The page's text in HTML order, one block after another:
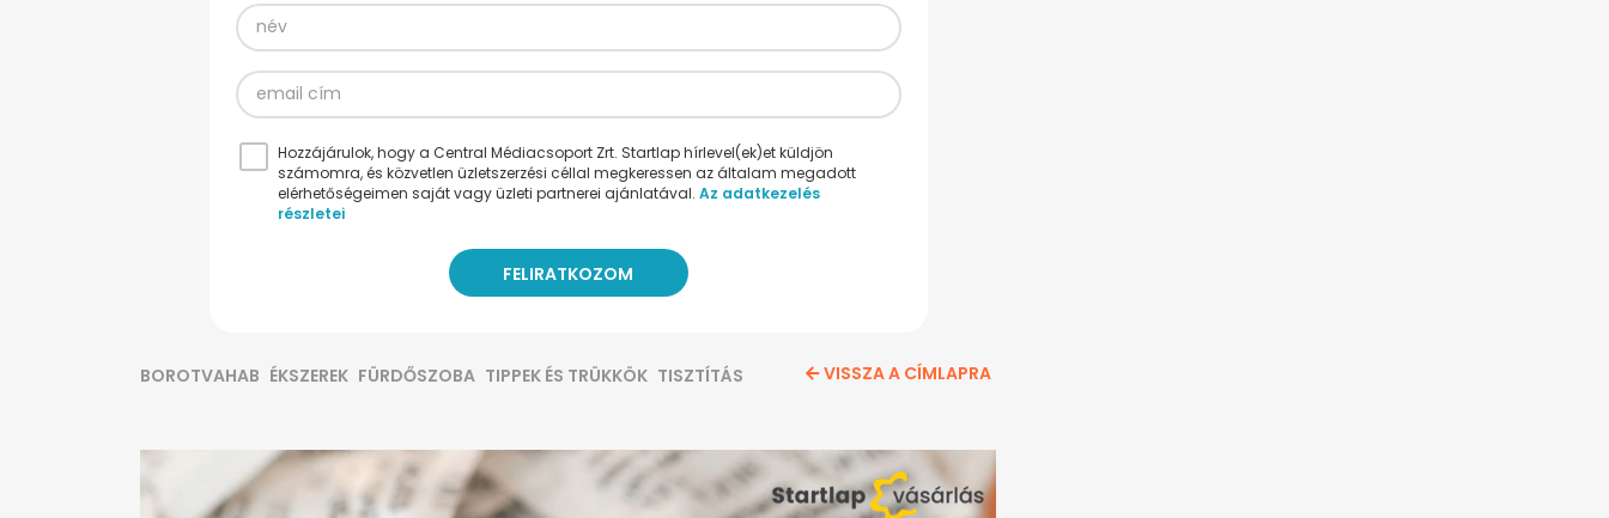
Hozzájárulok, hogy a Central Médiacsoport Zrt. Startlap hírlevel(ek)et küldjön
számomra, és közvetlen üzletszerzési céllal megkeressen az általam megadott
elérhetőségeimen saját vagy üzleti partnerei ajánlatával. Az adatkezelés
részletei
BOROTVAHAB ÉKSZEREK FÜRDŐSZOBA TIPPEK ÉS TRÜKKÖK TISZTÍTÁS VISSZA A CÍMLAPRA